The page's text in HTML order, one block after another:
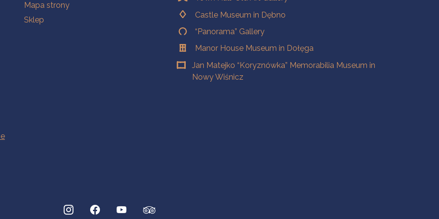
Mapa strony
Sklep
Castle Museum in Dębno
“Panorama” Gallery
Manor House Museum in Dołęga
Jan Matejko “Koryznówka” Memorabilia Museum in
Nowy Wiśnicz